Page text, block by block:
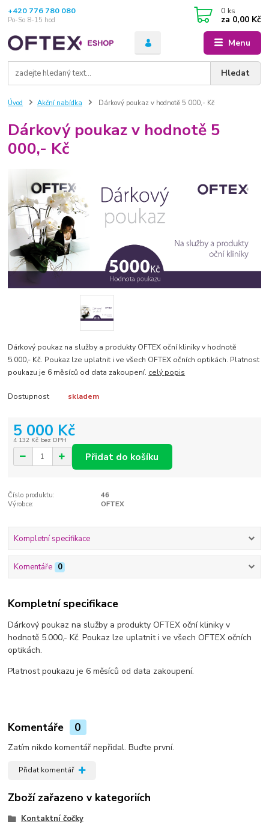
Menu
Hledat
+420 776 780 080
Po-So 8-15 hod
0 ks
za 0,00 Kč
Úvod Akční nabídka Dárkový poukaz v hodnotě 5 000,- Kč
Dárkový poukaz v hodnotě 5
000,- Kč
Dárkový poukaz na služby a produkty OFTEX oční kliniky v hodnotě
5.000,- Kč. Poukaz lze uplatnit i ve všech OFTEX očních optikách. Platnost
poukazu je 6 měsíců od data zakoupení. celý popis
Dostupnost skladem
5 000 Kč
4 132 Kč bez DPH
Přidat do košíku
Číslo produktu:
46
Výrobce:
OFTEX
Kompletní specifikace
Komentáře 0
Kompletní specifikace
Dárkový poukaz na služby a produkty OFTEX oční kliniky v
hodnotě 5.000,- Kč. Poukaz lze uplatnit i ve všech OFTEX očních
optikách.
Platnost poukazu je 6 měsíců od data zakoupení.
Komentáře 0
Zatím nikdo komentář nepřidal. Buďte první.
Přidat komentář
Zboží zařazeno v kategoriích
Kontaktní čočky